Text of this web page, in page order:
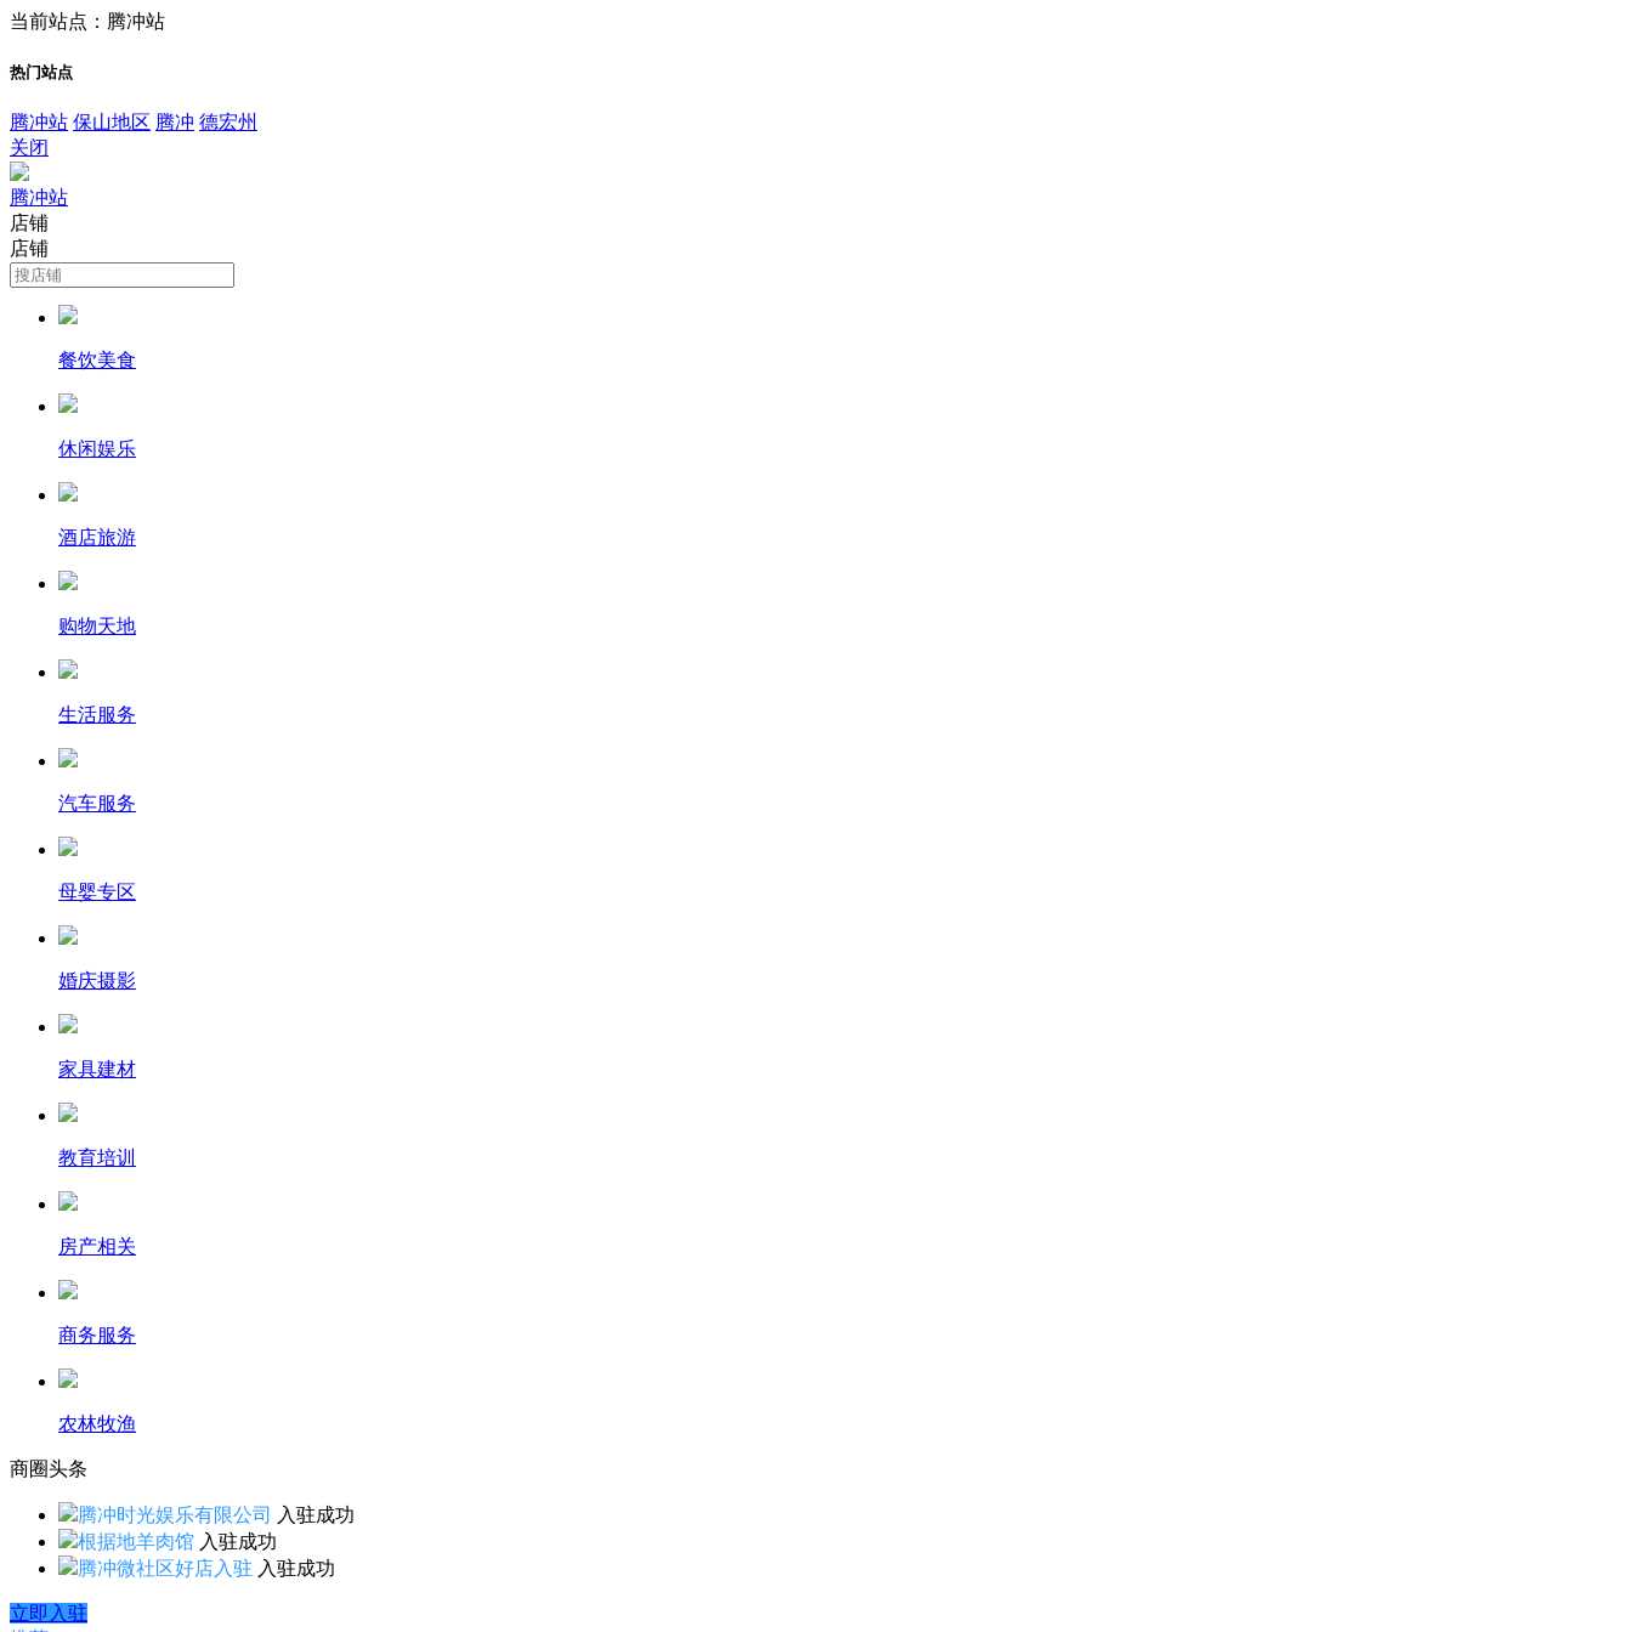
当前站点：腾冲站
热门站点
腾冲站 保山地区 腾冲 德宏州
关闭
腾冲站
店铺
店铺
餐饮美食
休闲娱乐
酒店旅游
购物天地
生活服务
汽车服务
母婴专区
婚庆摄影
家具建材
教育培训
房产相关
商务服务
农林牧渔
商圈头条
腾冲时光娱乐有限公司
入驻成功
根据地羊肉馆 入驻成功
腾冲微社区好店入驻 入驻成功
立即入驻